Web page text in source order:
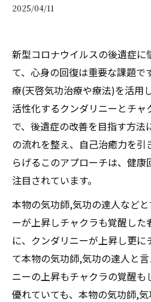
2025/04/11
新型コロナウイルスの後遺症に
て、心身の回復は重要な課題で
療(天啓気功治療や療法)を活用
活性化するクンダリニーとチャ
で、後遺症の改善を目指す方法
の流れを整え、自己治癒力を
らげるこのアプローチは、健康
注目されています。
本物の気功師,気功の達人など
ーが上昇しチャクラも覚醒した
に、クンダリニーが上昇し更に
て本物の気功師,気功の達人と
ニーの上昇もチャクラの覚醒
優れていても、本物の気功師,